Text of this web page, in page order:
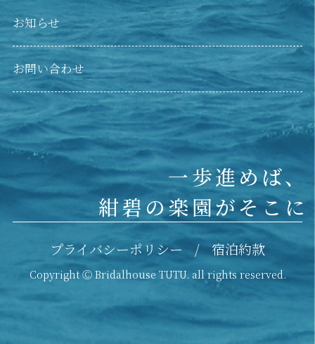
お知らせ
お問い合わせ
一歩進めば、
紺碧の楽園がそこに
プライバシーポリシー 宿泊約款
Copyright Ⓒ Bridalhouse TUTU. all rights reserved.